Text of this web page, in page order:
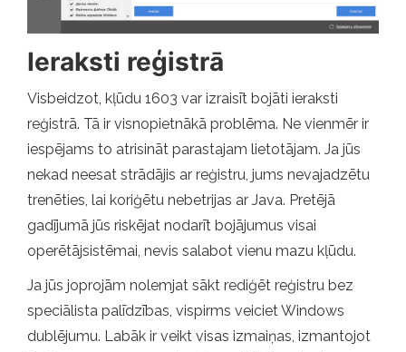
Ieraksti reģistrā
Visbeidzot, kļūdu 1603 var izraisīt bojāti ieraksti
reģistrā. Tā ir visnopietnākā problēma. Ne vienmēr ir
iespējams to atrisināt parastajam lietotājam. Ja jūs
nekad neesat strādājis ar reģistru, jums nevajadzētu
trenēties, lai koriģētu nebetrijas ar Java. Pretējā
gadījumā jūs riskējat nodarīt bojājumus visai
operētājsistēmai, nevis salabot vienu mazu kļūdu.
Ja jūs joprojām nolemjat sākt rediģēt reģistru bez
speciālista palīdzības, vispirms veiciet Windows
dublējumu. Labāk ir veikt visas izmaiņas, izmantojot